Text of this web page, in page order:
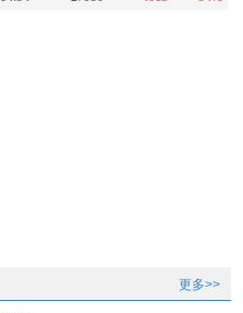
更多>>